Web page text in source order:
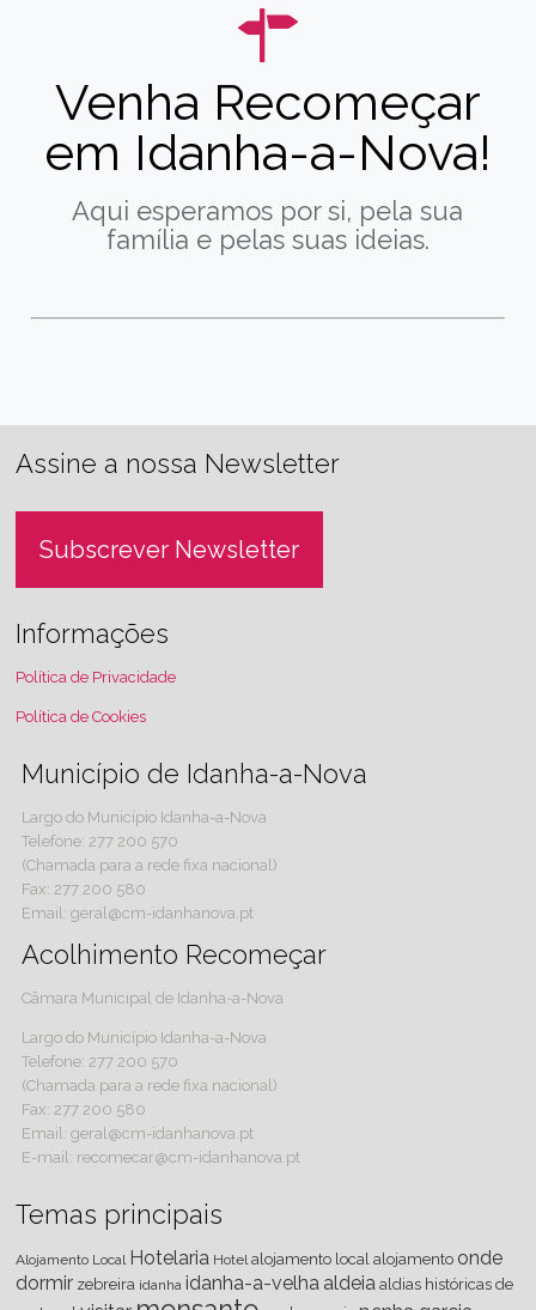
Venha Recomeçar
em Idanha-a-Nova!
Aqui esperamos por si, pela sua
família e pelas suas ideias.
Assine a nossa Newsletter
Subscrever Newsletter
Informações
Política de Privacidade
Política de Cookies
Município de Idanha-a-Nova
Largo do Município Idanha-a-Nova
Telefone: 277 200 570
(Chamada para a rede fixa nacional)
Fax: 277 200 580
Email: geral@cm-idanhanova.pt
Acolhimento Recomeçar
Câmara Municipal de Idanha-a-Nova
Largo do Município Idanha-a-Nova
Telefone: 277 200 570
(Chamada para a rede fixa nacional)
Fax: 277 200 580
Email: geral@cm-idanhanova.pt
E-mail: recomecar@cm-idanhanova.pt
Temas principais
Alojamento Local Hotelaria Hotel alojamento local alojamento onde
dormir zebreira idanha idanha-a-velha aldeia aldias históricas de